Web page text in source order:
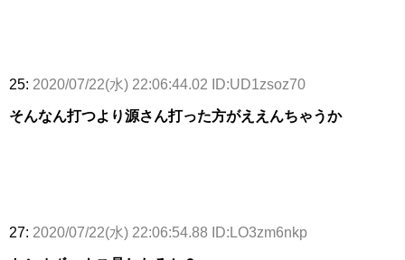
25: 2020/07/22(水) 22:06:44.02 ID:UD1zsoz70
そんなん打つより源さん打った方がええんちゃうか
27: 2020/07/22(水) 22:06:54.88 ID:LO3zm6nkp